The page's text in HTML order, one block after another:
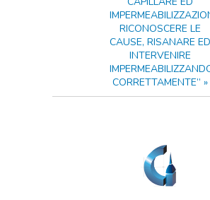
RICONOSCERE LE
CAUSE, RISANARE ED
INTERVENIRE
CORRETTAMENTE” »